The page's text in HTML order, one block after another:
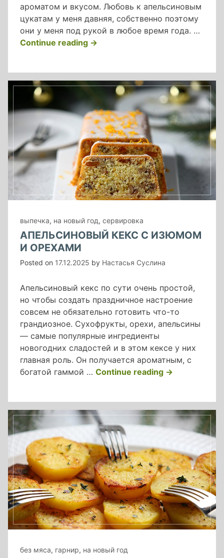
ароматом и вкусом. Любовь к апельсиновым
цукатам у меня давняя, собственно поэтому
они у меня под рукой в любое время года. …
Continue reading«апельсиновые
→
выпечка, на новый год, сервировка
АПЕЛЬСИНОВЫЙ КЕКС С ИЗЮМОМ
И ОРЕХАМИ
Posted on 17.12.2025 by Настасья Суслина
Апельсиновый кекс по сути очень простой,
но чтобы создать праздничное настроение
совсем не обязательно готовить что-то
грандиозное. Сухофрукты, орехи, апельсины
— самые популярные ингредиенты
новогодних сладостей и в этом кексе у них
главная роль. Он получается ароматным, с
богатой гаммой … Continue reading
орехами»
→
без мяса, гарнир, на новый год